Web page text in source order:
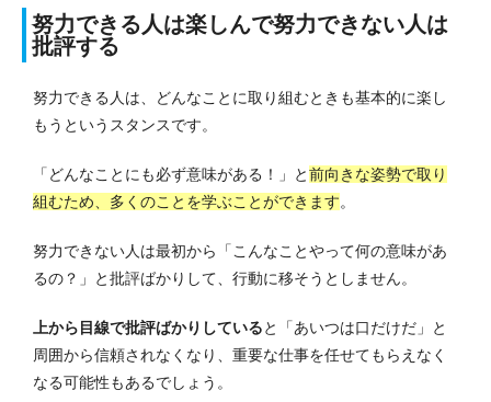
努力できる人は楽しんで努力できない人は
批評する
努力できる人は、どんなことに取り組むときも基本的に楽し
もうというスタンスです。
「どんなことにも必ず意味がある！」と前向きな姿勢で取り
組むため、多くのことを学ぶことができます。
努力できない人は最初から「こんなことやって何の意味があ
るの？」と批評ばかりして、行動に移そうとしません。
上から目線で批評ばかりしていると「あいつは口だけだ」と
周囲から信頼されなくなり、重要な仕事を任せてもらえなく
なる可能性もあるでしょう。